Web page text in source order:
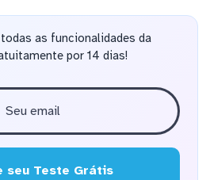
as funcionalidades da
por 14 dias!
seu Teste Grátis